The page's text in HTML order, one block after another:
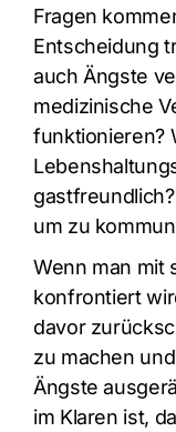
Fragen
Entscheidung
auch Ängste
medizinische
funktionieren?
um zu
Wenn man mit
konfrontiert
davor
zu machen
Ängste
im Klaren ist,